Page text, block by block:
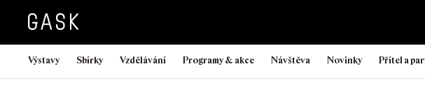
Výstavy Sbírky Vzdělávání Programy & akce Návštěva Novinky Přítel a